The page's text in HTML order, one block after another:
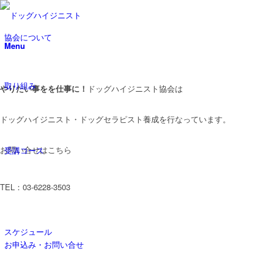
Menu
やりたい事をを仕事に！ ドッグハイジニスト協会は
ドッグハイジニスト・ドッグセラピスト養成を行なっています。
お問い合せはこちら
TEL：03-6228-3503
協会について
取り組み
受講コース
スケジュール
お申込み・お問い合せ